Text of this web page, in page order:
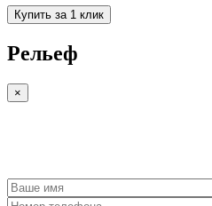
Купить за 1 клик
Рельеф
×